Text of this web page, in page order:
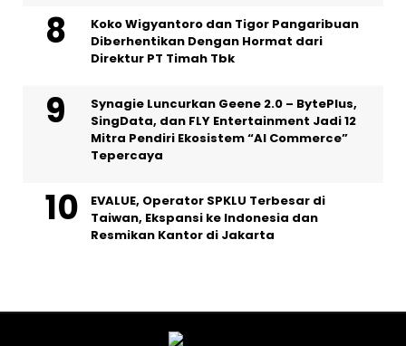
Koko Wigyantoro dan Tigor Pangaribuan
Diberhentikan Dengan Hormat dari
Direktur PT Timah Tbk
Synagie Luncurkan Geene 2.0 – BytePlus,
SingData, dan FLY Entertainment Jadi 12
Mitra Pendiri Ekosistem “AI Commerce”
Tepercaya
EVALUE, Operator SPKLU Terbesar di
Taiwan, Ekspansi ke Indonesia dan
Resmikan Kantor di Jakarta